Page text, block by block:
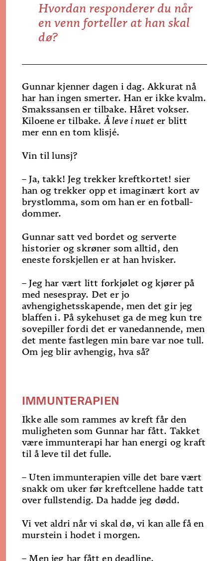
Hvordan responderer du når
en venn forteller at han skal
dø?
Gunnar kjenner dagen i dag. Akkurat nå
har han ingen smerter. Han er ikke kvalm.
Smakssansen er tilbake. Håret vokser.
Kiloene er tilbake.Å leve i nueter blitt
mer enn en tom klisjé.
Vin til lunsj?
– Ja, takk! Jeg trekker kreftkortet! sier
han og trekker opp et imaginært kort av
brystlomma, som om han er en fotball-
dommer.
Gunnar satt ved bordet og serverte
historier og skrøner som alltid, den
eneste forskjellen er at han hvisker.
– Jeg har vært litt forkjølet og kjører på
med nesespray. Det er jo
avhengighetsskapende, men det gir jeg
blaffen i. På sykehuset ga de meg kun tre
sovepiller fordi det er vanedannende, men
det mente fastlegen min bare var noe tull.
Om jeg blir avhengig, hva så?
IMMUNTERAPIEN
Ikke alle som rammes av kreft får den
muligheten som Gunnar har fått. Takket
være immunterapi har han energi og kraft
til å leve til det fulle.
– Uten immunterapien ville det bare vært
snakk om uker før kreftcellene hadde tatt
over fullstendig. Da hadde jeg dødd.
Vi vet aldri når vi skal dø, vi kan alle få en
murstein i hodet i morgen.
– Men jeg har fått en deadline.